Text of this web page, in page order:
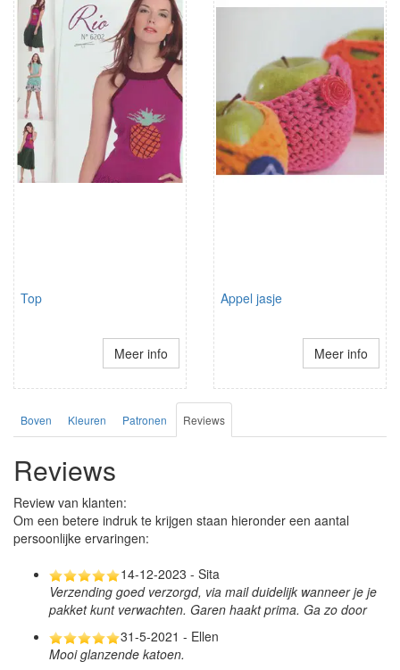
Top
Meer info
Appel jasje
Meer info
Boven Kleuren Patronen Reviews
Reviews
Review van klanten:
Om een betere indruk te krijgen staan hieronder een aantal
persoonlijke ervaringen:
14-12-2023 - Sita
Verzending goed verzorgd, via mail duidelijk wanneer je je
pakket kunt verwachten. Garen haakt prima. Ga zo door
31-5-2021 - Ellen
Mooi glanzende katoen.